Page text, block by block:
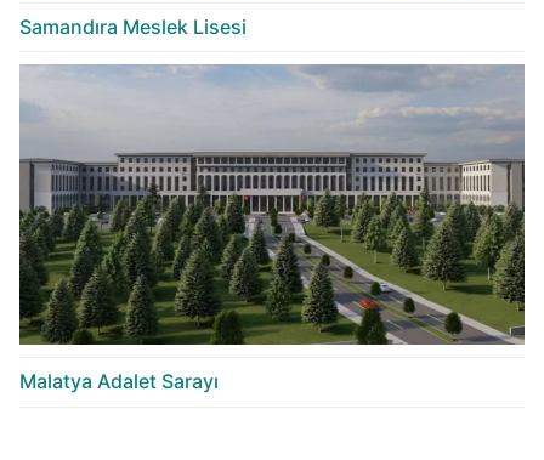
Samandıra Meslek Lisesi
Malatya Adalet Sarayı